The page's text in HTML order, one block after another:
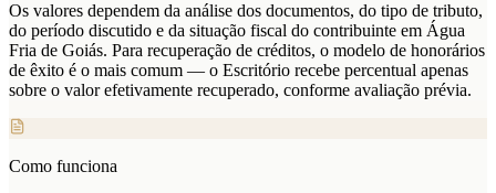
Os valores dependem da análise dos documentos, do tipo de tributo,
do período discutido e da situação fiscal do contribuinte em Água
Fria de Goiás. Para recuperação de créditos, o modelo de honorários
de êxito é o mais comum — o Escritório recebe percentual apenas
sobre o valor efetivamente recuperado, conforme avaliação prévia.
Como funciona